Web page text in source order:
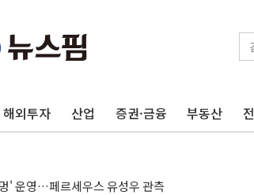
해외투자 산업 증권·금융 부동산
보…10일까지 최대 3.5m 높은 물결
베이징도 부동산 규제 철폐
승으로 피서객 7명 고립…전원 구조
50mm 이상 폭우…호우경보 발효